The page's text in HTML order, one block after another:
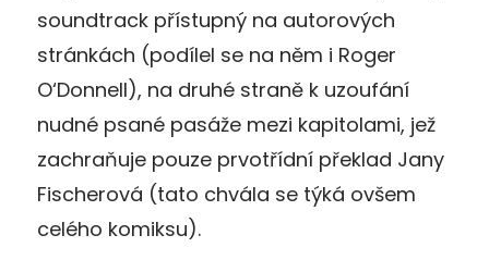
soundtrack přístupný na autorových
stránkách (podílel se na něm i Roger
O‘Donnell), na druhé straně k uzoufání
nudné psané pasáže mezi kapitolami, jež
zachraňuje pouze prvotřídní překlad Jany
Fischerová (tato chvála se týká ovšem
celého komiksu).